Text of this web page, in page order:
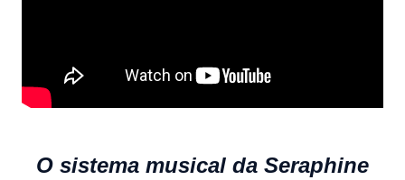
O sistema musical da Seraphine